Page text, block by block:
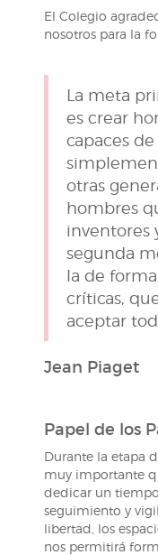
El Colegio
nosotros para la
La meta
es crear
capaces
otras
hombres
inventores
segunda
la de
críticas,
aceptar
Jean Piaget
Papel de los
Durante la etapa
muy importante
dedicar un
seguimiento y
libertad, los
nos permitirá